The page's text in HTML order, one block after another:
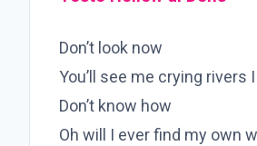
Don’t look now
You’ll see me crying rivers
Don’t know how
Oh will I ever find my own